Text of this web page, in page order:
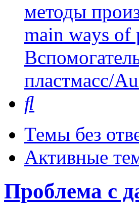
методы
main ways of
пластмасс/
Темы без
Активные
Проблема с